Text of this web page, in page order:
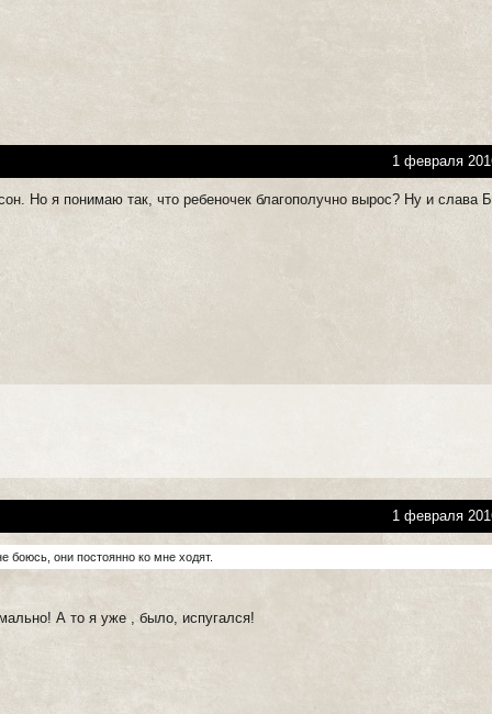
1 февраля
Но я понимаю так, что ребеночек благополучно вырос? Ну и слава
1 февраля
боюсь, они постоянно ко мне ходят.
А то я уже , было, испугался!